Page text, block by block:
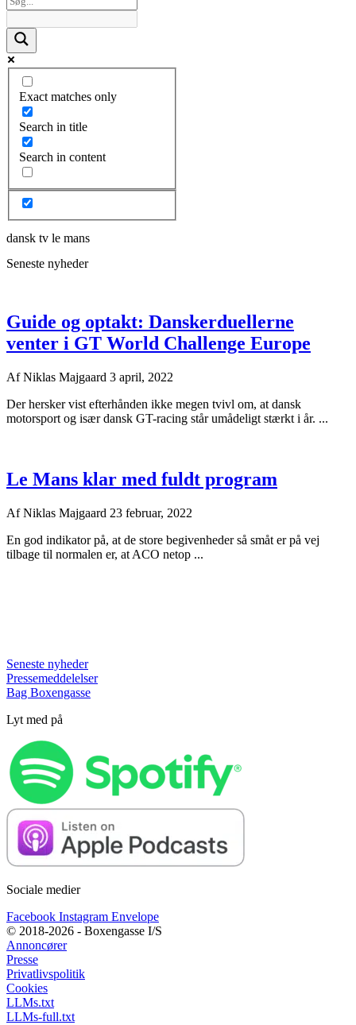
Exact matches only
Search in title
Search in content
dansk tv le mans
Seneste nyheder
Guide og optakt: Danskerduellerne
venter i GT World Challenge Europe
AfNiklas Majgaard 3 april, 2022
Der hersker vist efterhånden ikke megen tvivl om, at dansk
motorsport og især dansk GT-racing står umådeligt stærkt i år. ...
Le Mans klar med fuldt program
AfNiklas Majgaard 23 februar, 2022
En god indikator på, at de store begivenheder så småt er på vej
tilbage til normalen er, at ACO netop ...
Seneste nyheder
Pressemeddelelser
Bag Boxengasse
Lyt med på
Sociale medier
Facebook Instagram Envelope
© 2018-2026 - Boxengasse I/S
Annoncører
Presse
Privatlivspolitik
Cookies
LLMs.txt
LLMs-full.txt